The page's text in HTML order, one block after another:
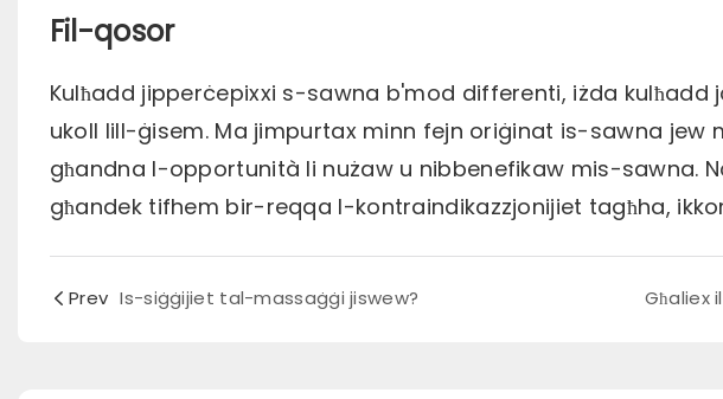
Fil-qosor
Kulħadd jipperċepixxi s-sawna b'mod differenti, iżda
ukoll lill-ġisem. Ma jimpurtax minn fejn oriġinat is-sawna jew
għandna l-opportunità li nużaw u nibbenefikaw mis-sawna.
għandek tifhem bir-reqqa l-kontraindikazzjonijiet tagħha,
Prev Is-siġġijiet tal-massaġġi jiswew? Għaliex